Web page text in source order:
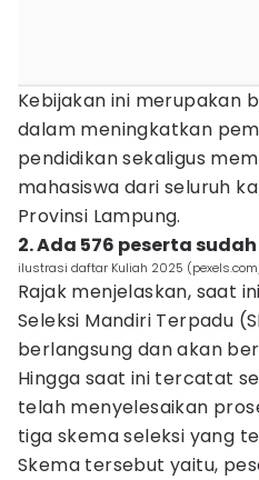
Kebijakan ini merupakan
dalam meningkatkan
pendidikan sekaligus
mahasiswa dari seluruh
Provinsi Lampung.
2. Ada 576 peserta
ilustrasi daftar Kuliah 2025
Rajak menjelaskan, saat
Seleksi Mandiri Terpadu
berlangsung dan akan
Hingga saat ini tercatat
telah menyelesaikan
tiga skema seleksi yang
Skema tersebut yaitu,